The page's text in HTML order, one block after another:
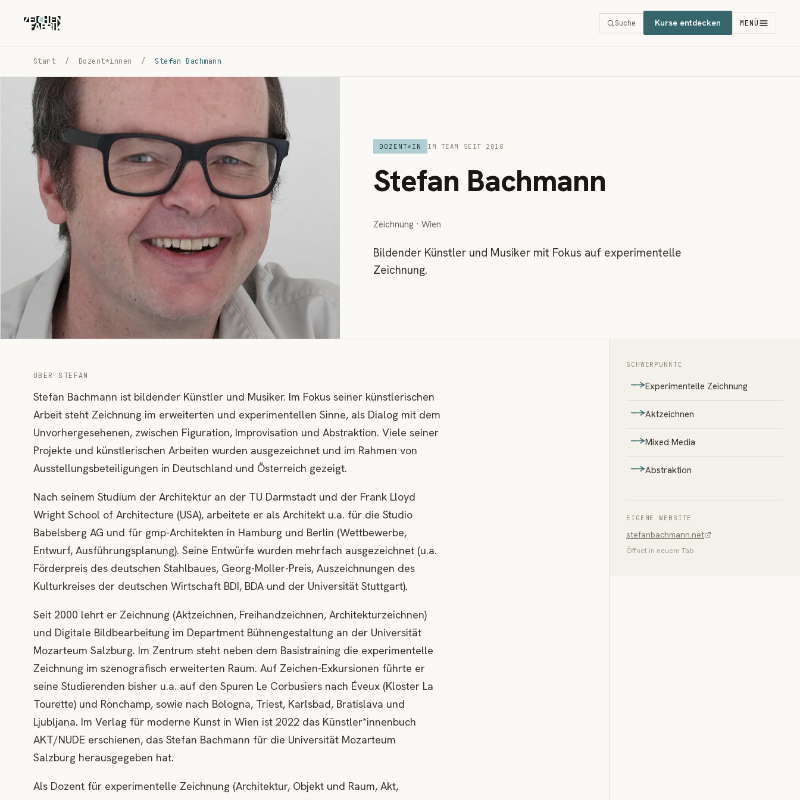
Suche Kurse entdecken MENÜ
Start / Dozent*innen / Stefan Bachmann
DOZENT*IN IM TEAM SEIT 2018
Stefan Bachmann
Zeichnung · Wien
Bildender Künstler und Musiker mit Fokus auf experimentelle
Zeichnung.
ÜBER STEFAN
Stefan Bachmann ist bildender Künstler und Musiker. Im Fokus seiner künstlerischen
Arbeit steht Zeichnung im erweiterten und experimentellen Sinne, als Dialog mit dem
Unvorhergesehenen, zwischen Figuration, Improvisation und Abstraktion. Viele seiner
Projekte und künstlerischen Arbeiten wurden ausgezeichnet und im Rahmen von
Ausstellungsbeteiligungen in Deutschland und Österreich gezeigt.
Nach seinem Studium der Architektur an der TU Darmstadt und der Frank Lloyd
Wright School of Architecture (USA), arbeitete er als Architekt u.a. für die Studio
Babelsberg AG und für gmp-Architekten in Hamburg und Berlin (Wettbewerbe,
Entwurf, Ausführungsplanung). Seine Entwürfe wurden mehrfach ausgezeichnet (u.a.
Förderpreis des deutschen Stahlbaues, Georg-Moller-Preis, Auszeichnungen des
Kulturkreises der deutschen Wirtschaft BDI, BDA und der Universität Stuttgart).
Seit 2000 lehrt er Zeichnung (Aktzeichnen, Freihandzeichnen, Architekturzeichnen)
und Digitale Bildbearbeitung im Department Bühnengestaltung an der Universität
Mozarteum Salzburg. Im Zentrum steht neben dem Basistraining die experimentelle
Zeichnung im szenografisch erweiterten Raum. Auf Zeichen-Exkursionen führte er
seine Studierenden bisher u.a. auf den Spuren Le Corbusiers nach Éveux (Kloster La
Tourette) und Ronchamp, sowie nach Bologna, Triest, Karlsbad, Bratislava und
Ljubljana. Im Verlag für moderne Kunst in Wien ist 2022 das Künstler*innenbuch
AKT/NUDE erschienen, das Stefan Bachmann für die Universität Mozarteum
Salzburg herausgegeben hat.
Als Dozent für experimentelle Zeichnung (Architektur, Objekt und Raum, Akt,
SCHWERPUNKTE
Experimentelle Zeichnung
Aktzeichnen
Mixed Media
Abstraktion
EIGENE WEBSITE
stefanbachmann.net
Öffnet in neuem Tab